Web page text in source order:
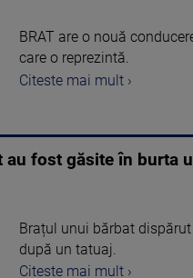
BRAT are o nouă
care o reprezintă.
Citeste mai mult ›
au fost găsite în burta
Brațul unui bărbat
după un tatuaj.
Citeste mai mult ›